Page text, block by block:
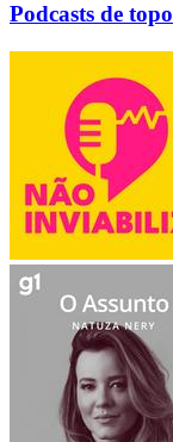
Podcasts de topo